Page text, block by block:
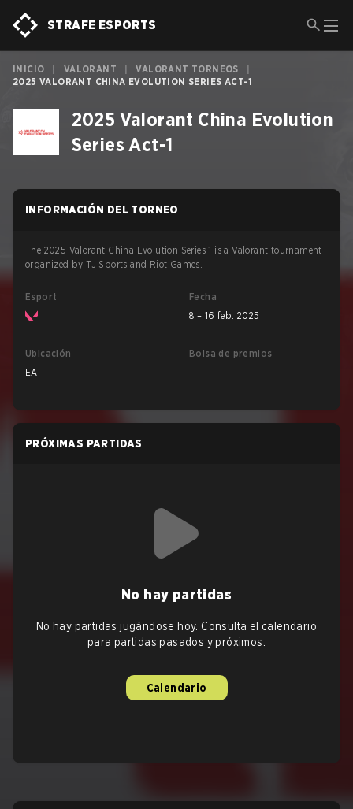
STRAFE ESPORTS
INICIO VALORANT VALORANT TORNEOS
2025 VALORANT CHINA EVOLUTION SERIES ACT-1
2025 Valorant China Evolution
Series Act-1
INFORMACIÓN DEL TORNEO
The 2025 Valorant China Evolution Series 1 is a Valorant tournament
organized by TJ Sports and Riot Games.
Esport
Fecha
8 – 16 feb. 2025
Ubicación
EA
Bolsa de premios
PRÓXIMAS PARTIDAS
No hay partidas
No hay partidas jugándose hoy. Consulta el calendario
para partidas pasados y próximos.
Calendario